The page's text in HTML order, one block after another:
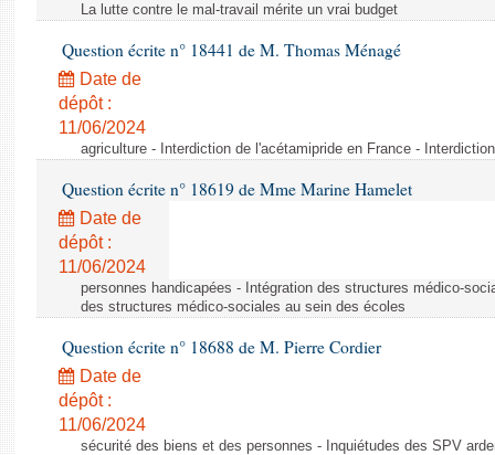
La lutte contre le mal-travail mérite un vrai budget
Question écrite n° 18441 de M. Thomas Ménagé
Date de
dépôt :
11/06/2024
agriculture - Interdiction de l'acétamipride en France -
Question écrite n° 18619 de Mme Marine Hamelet
Date de
dépôt :
11/06/2024
personnes handicapées - Intégration des structures médico-
des structures médico-sociales au sein des écoles
Question écrite n° 18688 de M. Pierre Cordier
Date de
dépôt :
11/06/2024
sécurité des biens et des personnes - Inquiétudes des SPV